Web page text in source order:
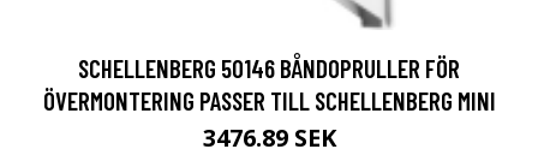
SCHELLENBERG 50146 BÅNDOPRULLER FÖR
ÖVERMONTERING PASSER TILL SCHELLENBERG MINI
3476.89 SEK